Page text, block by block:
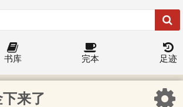
书库 完本 足迹
来了